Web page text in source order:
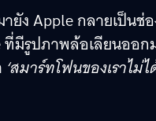
ยัง Apple กลายเป็นช่
ที่มีรูปภาพล้อเลียนออก
‘สมาร์ทโฟนของเราไม่